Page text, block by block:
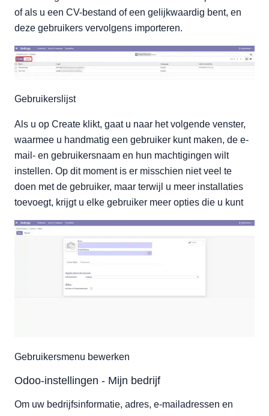
of als u een CV-bestand of een gelijkwaardig bent, en
deze gebruikers vervolgens importeren.
Gebruikerslijst
Als u op Create klikt, gaat u naar het volgende venster,
waarmee u handmatig een gebruiker kunt maken, de e-
mail- en gebruikersnaam en hun machtigingen wilt
instellen. Op dit moment is er misschien niet veel te
doen met de gebruiker, maar terwijl u meer installaties
toevoegt, krijgt u elke gebruiker meer opties die u kunt
Gebruikersmenu bewerken
Odoo-instellingen - Mijn bedrijf
Om uw bedrijfsinformatie, adres, e-mailadressen en